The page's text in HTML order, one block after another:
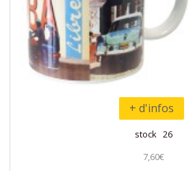
+ d'infos
stock 26
7,60€